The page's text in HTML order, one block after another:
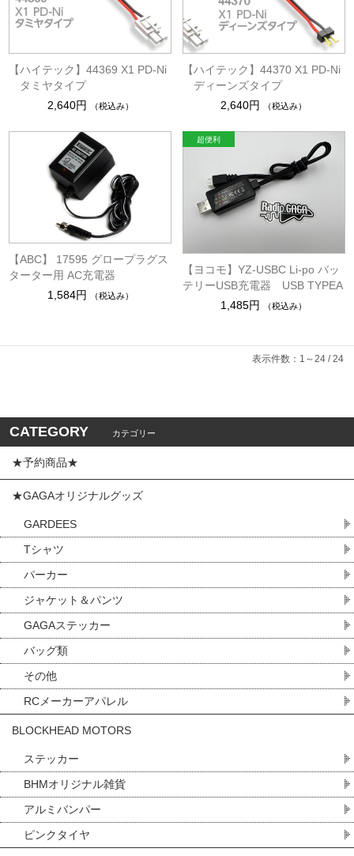
【ハイテック】44369 X1 PD-Ni
タミヤタイプ
2,640円
（税込み）
【ハイテック】44370 X1 PD-Ni
ディーンズタイプ
2,640円
（税込み）
【ABC】 17595 グロープラグス
ターター用 AC充電器
1,584円
（税込み）
【ヨコモ】YZ-USBC Li-po バッ
テリーUSB充電器 USB TYPEA
1,485円
（税込み）
表示件数：1～24 / 24
CATEGORY カテゴリー
★予約商品★
★GAGAオリジナルグッズ
GARDEES
Tシャツ
パーカー
ジャケット＆パンツ
GAGAステッカー
バッグ類
その他
RCメーカーアパレル
BLOCKHEAD MOTORS
ステッカー
BHMオリジナル雑貨
アルミバンパー
ピンクタイヤ